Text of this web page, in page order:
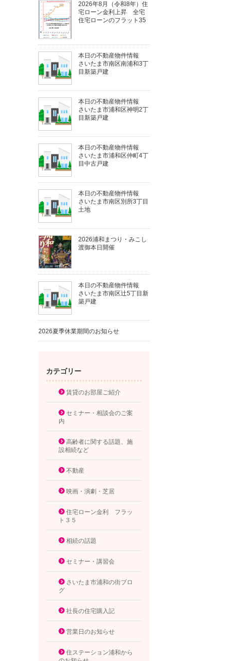
2026年8月（令和8年）住
宅ローン金利上昇 全宅
住宅ローンのフラット35
本日の不動産物件情報
さいたま市南区南浦和3丁
目新築戸建
本日の不動産物件情報
さいたま市浦和区神明2丁
目新築戸建
本日の不動産物件情報
さいたま市浦和区仲町4丁
目中古戸建
本日の不動産物件情報
さいたま市南区別所3丁目
土地
2026浦和まつり・みこし
渡御本日開催
本日の不動産物件情報
さいたま市南区辻5丁目新
築戸建
2026夏季休業期間のお知らせ
カテゴリー
賃貸のお部屋ご紹介
セミナー・相談会のご案
内
高齢者に関する話題、施
設相続など
不動産
映画・演劇・芝居
住宅ローン金利 フラッ
ト３５
相続の話題
セミナー・講習会
さいたま市浦和の街ブロ
グ
社長の住宅購入記
営業日のお知らせ
住ステーション浦和から